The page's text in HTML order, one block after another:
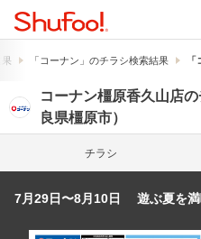
「コーナン」のチラシ検索結果
コーナン橿原香久山店
良県橿原市）
チラシ
7月29日〜8月10日 遊ぶ夏を満